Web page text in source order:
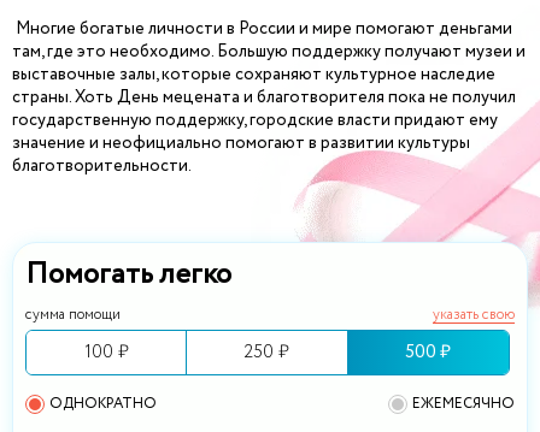
Помогать легко
сумма помощи указать свою
100 ₽ 250 ₽ 500 ₽
ОДНОКРАТНО ЕЖЕМЕСЯЧНО
Многие богатые личности в России и мире помогают деньгами
там, где это необходимо. Большую поддержку получают музеи и
выставочные залы, которые сохраняют культурное наследие
страны. Хоть День мецената и благотворителя пока не получил
государственную поддержку, городские власти придают ему
значение и неофициально помогают в развитии культуры
благотворительности.